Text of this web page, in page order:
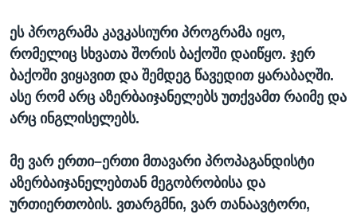
ეს პროგრამა კავკასიური პროგრამა იყო,
რომელიც სხვათა შორის ბაქოში დაიწყო. ჯერ
ბაქოში ვიყავით და შემდეგ წავედით ყარაბაღში.
ასე რომ არც აზერბაიჯანელებს უთქვამთ რაიმე და
არც ინგლისელებს.
მე ვარ ერთი–ერთი მთავარი პროპაგანდისტი
აზერბაიჯანელებთან მეგობრობისა და
ურთიერთობის. ვთარგმნი, ვარ თანაავტორი,